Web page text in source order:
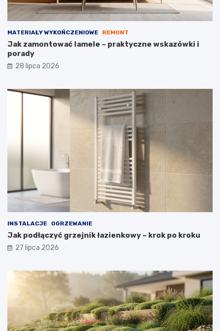
MATERIAŁY WYKOŃCZENIOWE REMONT
Jak zamontować lamele – praktyczne wskazówki i
porady
28 lipca 2026
INSTALACJE OGRZEWANIE
Jak podłączyć grzejnik łazienkowy – krok po kroku
27 lipca 2026